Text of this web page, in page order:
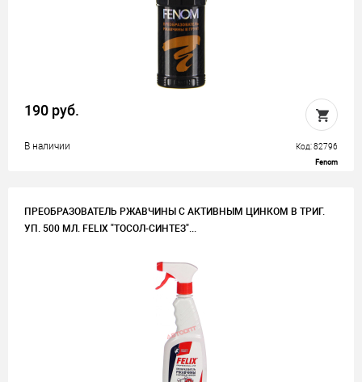
190 руб.
В наличии Код: 82796
Fenom
ПРЕОБРАЗОВАТЕЛЬ РЖАВЧИНЫ С АКТИВНЫМ ЦИНКОМ В ТРИГ.
УП. 500 МЛ. FELIX "ТОСОЛ-СИНТЕЗ"...